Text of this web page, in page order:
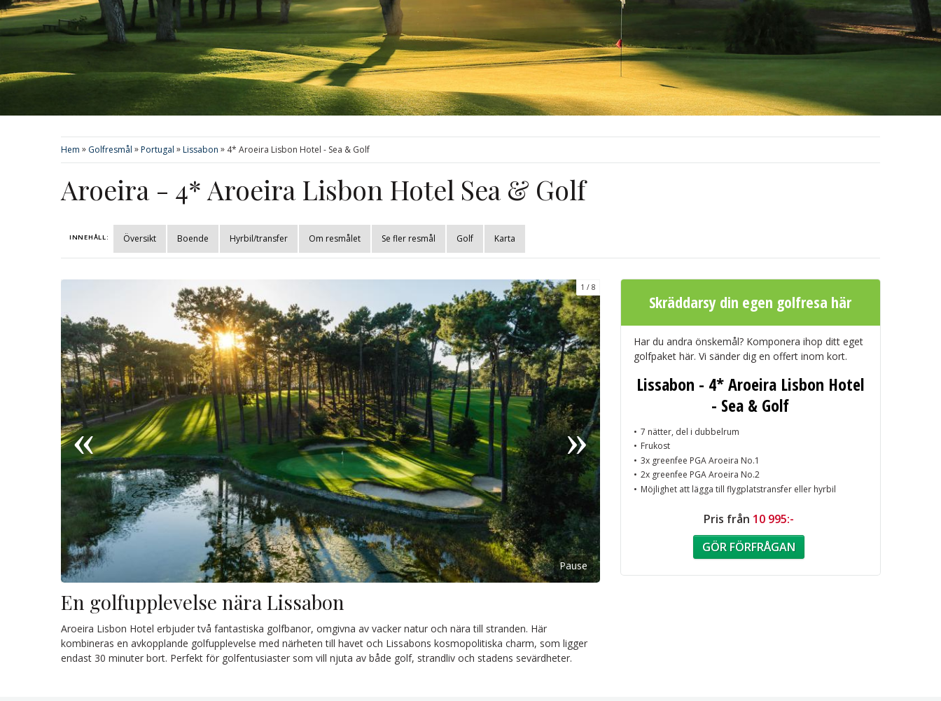
Hem » Golfresmål »Portugal »Lissabon » 4* Aroeira Lisbon Hotel - Sea & Golf
Aroeira - 4* Aroeira Lisbon Hotel Sea & Golf
INNEHÅLL: Översikt Boende Hyrbil/transfer Om resmålet Se fler resmål Golf Karta
1 8
Pause
En golfupplevelse nära Lissabon
Aroeira Lisbon Hotel erbjuder två fantastiska golfbanor, omgivna av vacker natur och nära till stranden. Här
kombineras en avkopplande golfupplevelse med närheten till havet och Lissabons kosmopolitiska charm, som ligger
endast 30 minuter bort. Perfekt för golfentusiaster som vill njuta av både golf, strandliv och stadens sevärdheter.
Skräddarsy din egen golfresa här
Har du andra önskemål? Komponera ihop ditt eget
golfpaket här. Vi sänder dig en offert inom kort.
Lissabon - 4* Aroeira Lisbon Hotel
- Sea & Golf
7 nätter, del i dubbelrum
Frukost
3x greenfee PGA Aroeira No.1
2x greenfee PGA Aroeira No.2
Möjlighet att lägga till flygplatstransfer eller hyrbil
Pris från 10 995:-
GÖR FÖRFRÅGAN